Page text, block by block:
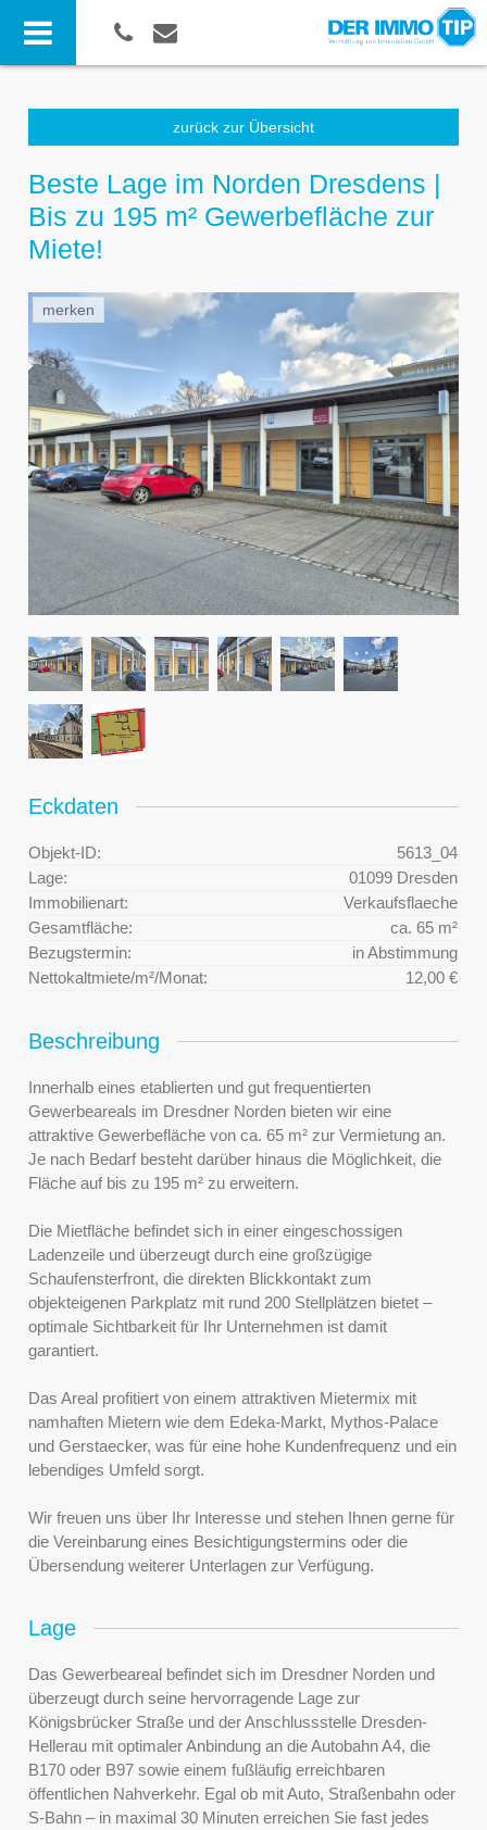
zurück zur Übersicht
Beste Lage im Norden Dresdens |
Bis zu 195 m² Gewerbefläche zur
Miete!
merken
Eckdaten
Objekt-ID:
5613_04
Lage:
01099 Dresden
Immobilienart:
Verkaufsflaeche
Gesamtfläche:
ca. 65 m²
Bezugstermin:
in Abstimmung
Nettokaltmiete/m²/Monat:
12,00 €
Beschreibung
Innerhalb eines etablierten und gut frequentierten
Gewerbeareals im Dresdner Norden bieten wir eine
attraktive Gewerbefläche von ca. 65 m² zur Vermietung an.
Je nach Bedarf besteht darüber hinaus die Möglichkeit, die
Fläche auf bis zu 195 m² zu erweitern.
Die Mietfläche befindet sich in einer eingeschossigen
Ladenzeile und überzeugt durch eine großzügige
Schaufensterfront, die direkten Blickkontakt zum
objekteigenen Parkplatz mit rund 200 Stellplätzen bietet –
optimale Sichtbarkeit für Ihr Unternehmen ist damit
garantiert.
Das Areal profitiert von einem attraktiven Mietermix mit
namhaften Mietern wie dem Edeka-Markt, Mythos-Palace
und Gerstaecker, was für eine hohe Kundenfrequenz und ein
lebendiges Umfeld sorgt.
Wir freuen uns über Ihr Interesse und stehen Ihnen gerne für
die Vereinbarung eines Besichtigungstermins oder die
Übersendung weiterer Unterlagen zur Verfügung.
Lage
Das Gewerbeareal befindet sich im Dresdner Norden und
überzeugt durch seine hervorragende Lage zur
Königsbrücker Straße und der Anschlussstelle Dresden-
Hellerau mit optimaler Anbindung an die Autobahn A4, die
B170 oder B97 sowie einem fußläufig erreichbaren
öffentlichen Nahverkehr. Egal ob mit Auto, Straßenbahn oder
S-Bahn – in maximal 30 Minuten erreichen Sie fast jedes